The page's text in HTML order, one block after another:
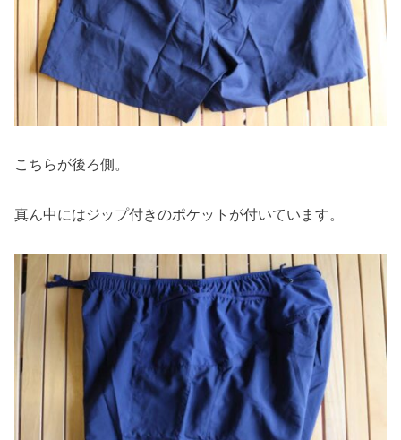
こちらが後ろ側。
真ん中にはジップ付きのポケットが付いています。